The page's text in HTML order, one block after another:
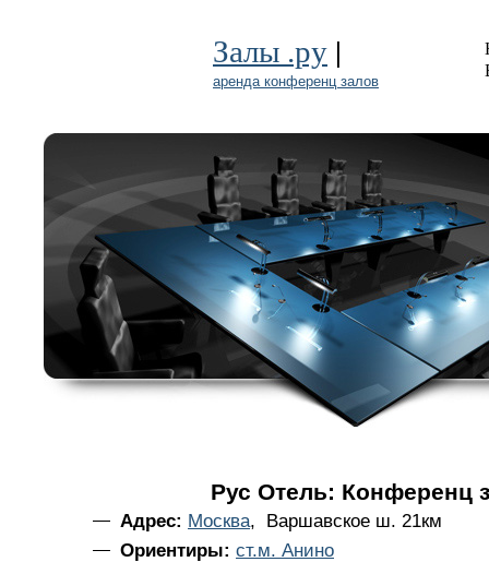
Залы .ру |
аренда конференц залов
Рус Отель: Конференц
Адрес: Москва, Варшавское ш. 21км
Ориентиры: ст.м. Анино